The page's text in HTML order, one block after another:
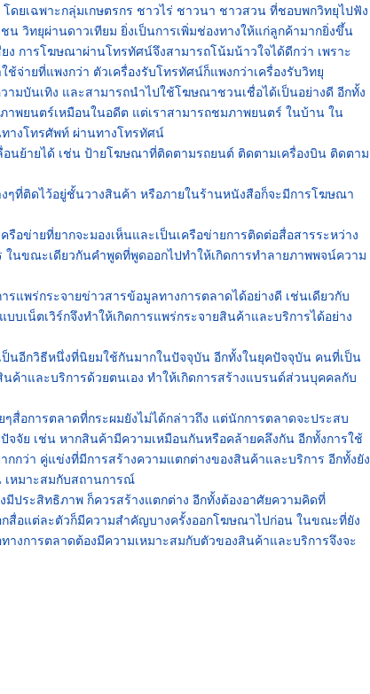
ดยเฉพาะกลุ่มเกษตรกร ชาวไร่ ชาวนา ชาวสวน ที่ชอบพกวิทยุไปฟัง
วิทยุผ่านดาวเทียม ยิ่งเป็นการเพิ่มช่องทางให้แก่ลูกค้ามากยิ่งขึ้น
การโฆษณาผ่านโทรทัศน์จึงสามารถโน้มน้าวใจได้ดีกว่า เพราะ
จ่ายที่แพงกว่า ตัวเครื่องรับโทรทัศน์ก็แพงกว่าเครื่องรับวิทยุ
ามบันเทิง และสามารถนำไปใช้โฆษณาชวนเชื่อได้เป็นอย่างดี อีกทั้ง
าพยนตร์เหมือนในอดีต แต่เราสามารถชมภาพยนตร์ ในบ้าน ใน
างโทรศัพท์ ผ่านทางโทรทัศน์
อนย้ายได้ เช่น ป้ายโฆษณาที่ติดตามรถยนต์ ติดตามเครื่องบิน ติดตาม
ๆที่ติดไว้อยู่ชั้นวางสินค้า หรือภายในร้านหนังสือก็จะมีการโฆษณา
ข่ายที่ยากจะมองเห็นและเป็นเครือข่ายการติดต่อสื่อสารระหว่าง
นขณะเดียวกันคำพูดที่พูดออกไปทำให้เกิดการทำลายภาพพจน์ความ
รแพร่กระจายข่าวสารข้อมูลทางการตลาดได้อย่างดี เช่นเดียวกับ
เน็ตเวิร์กจึงทำให้เกิดการแพร่กระจายสินค้าและบริการได้อย่าง
นอีกวิธีหนึ่งที่นิยมใช้กันมากในปัจจุบัน อีกทั้งในยุคปัจจุบัน คนที่เป็น
ค้าและบริการด้วยตนเอง ทำให้เกิดการสร้างแบรนด์ส่วนบุคคลกับ
อการตลาดที่กระผมยังไม่ได้กล่าวถึง แต่นักการตลาดจะประสบ
จัย เช่น หากสินค้ามีความเหมือนกันหรือคล้ายคลึงกัน อีกทั้งการใช้
กว่า คู่แข่งที่มีการสร้างความแตกต่างของสินค้าและบริการ อีกทั้งยัง
เหมาะสมกับสถานการณ์
ประสิทธิภาพ ก็ควรสร้างแตกต่าง อีกทั้งต้องอาศัยความคิดที่
สื่อแต่ละตัวก็มีความสำคัญบางครั้งออกโฆษณาไปก่อน ในขณะที่ยัง
งการตลาดต้องมีความเหมาะสมกับตัวของสินค้าและบริการจึงจะ